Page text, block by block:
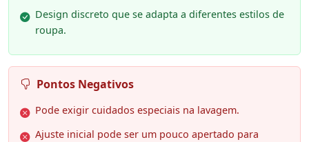
Design discreto que se adapta a diferentes estilos de
roupa.
Pontos Negativos
Pode exigir cuidados especiais na lavagem.
Ajuste inicial pode ser um pouco apertado para